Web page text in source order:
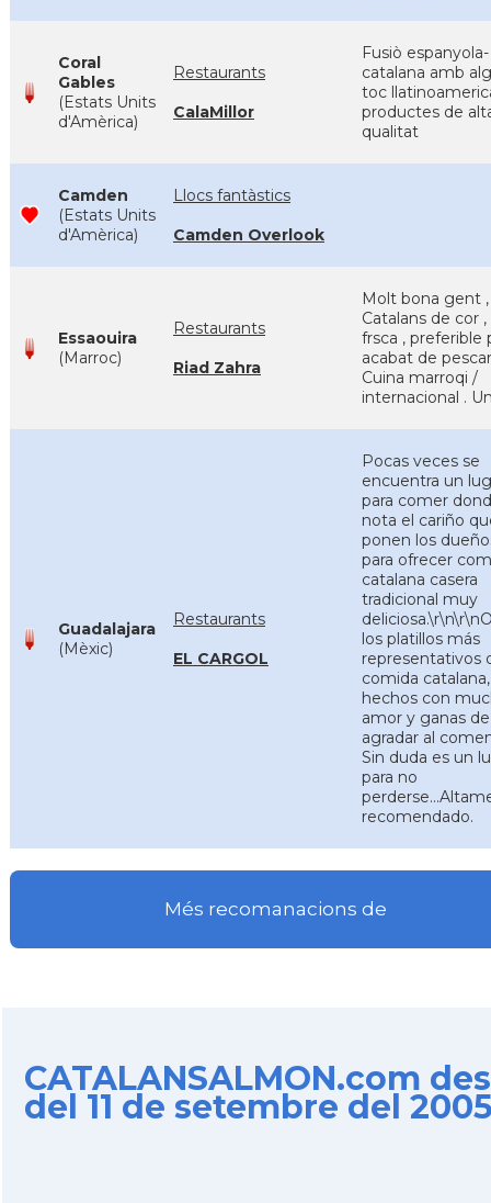
Coral
Gables
(Estats Units
d'Amèrica)
Restaurants
CalaMillor
Fusiò espanyola-
catalana amb
toc
productes de
qualitat
Camden
(Estats Units
d'Amèrica)
Llocs fantàstics
Camden Overlook
Essaouira
(Marroc)
Restaurants
Riad Zahra
Molt bona gent ,
Catalans de cor
frsca , preferible
acabat de
Cuina marroqi /
internacional .
Guadalajara
(Mèxic)
Restaurants
EL CARGOL
Pocas veces se
encuentra un
para comer
nota el cariño
ponen los
para ofrecer
catalana casera
tradicional muy
los platillos más
representativos
comida catalana,
hechos con
amor y ganas de
agradar al
Sin duda es un
para no
recomendado.
Més recomanacions de
CATALANSALMON.com des
del 11 de setembre del